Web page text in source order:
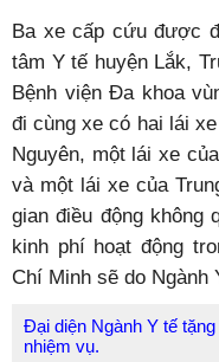
Ba xe cấp cứu được
tâm Y tế huyện Lắk,
Bệnh viện Đa khoa
đi cùng xe có hai lái
Nguyên, một lái xe
và một lái xe của
gian điều động không
kinh phí hoạt động
Chí Minh sẽ do
Đại diện Ngành Y tế
nhiệm vụ.